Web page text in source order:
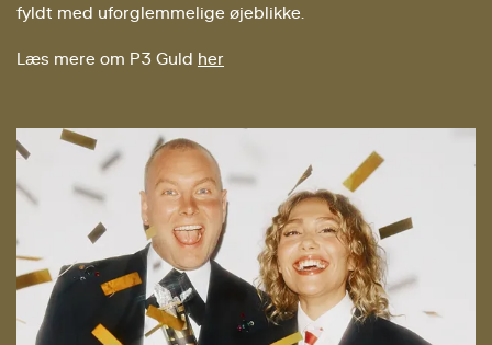
fyldt med uforglemmelige øjeblikke.
Læs mere om P3 Guld her